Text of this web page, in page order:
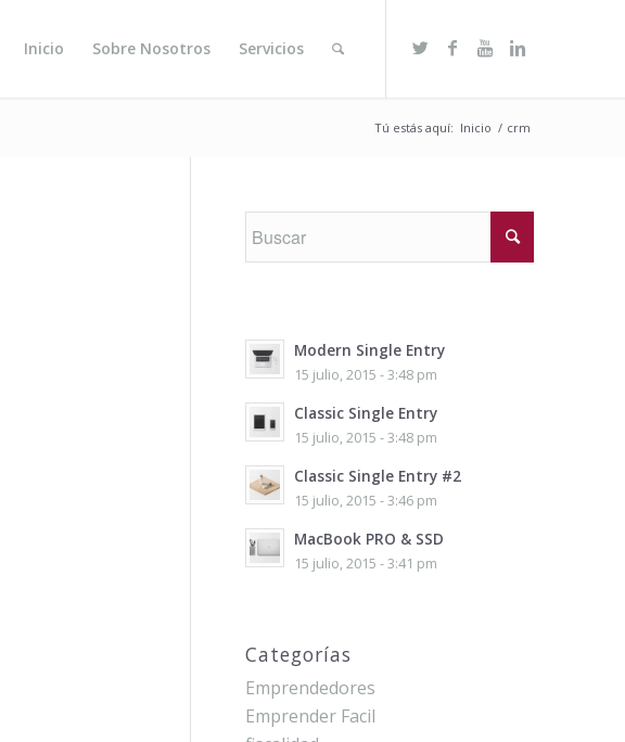
Inicio Sobre Nosotros Servicios
Tú estás aquí: Inicio / crm
Modern Single Entry
15 julio, 2015 - 3:48 pm
Classic Single Entry
15 julio, 2015 - 3:48 pm
Classic Single Entry #2
15 julio, 2015 - 3:46 pm
MacBook PRO & SSD
15 julio, 2015 - 3:41 pm
Categorías
Emprendedores
Emprender Facil